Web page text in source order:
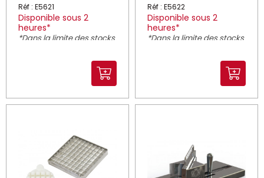
Réf : E5621
Disponible sous 2
heures*
*Dans la limite des stocks
Réf : E5622
Disponible sous 2
heures*
*Dans la limite des stocks